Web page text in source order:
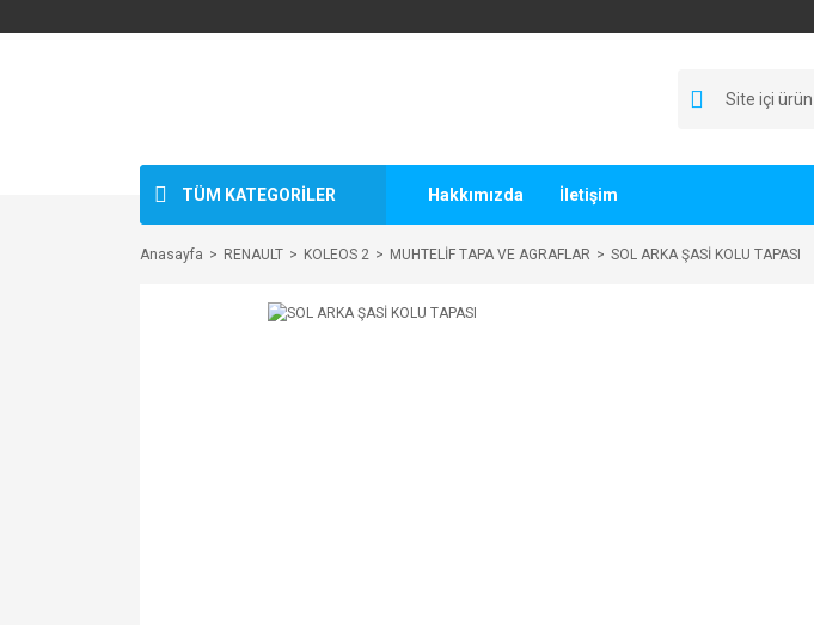
TÜM KATEGORİLER Hakkımızda İletişim
Anasayfa RENAULT KOLEOS 2 MUHTELİF TAPA VE AGRAFLAR SOL ARKA ŞASİ KOLU TAPASI